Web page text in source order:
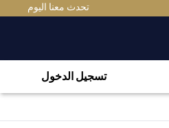
تحدث معنا اليوم
تسجيل الدخول